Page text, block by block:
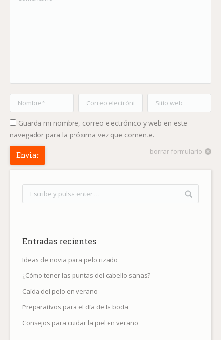
Nombre * Correo electrónico * Sitio web
Guarda mi nombre, correo electrónico y web en este
navegador para la próxima vez que comente.
borrar formulario
Enviar
Entradas recientes
Ideas de novia para pelo rizado
¿Cómo tener las puntas del cabello sanas?
Caída del pelo en verano
Preparativos para el día de la boda
Consejos para cuidar la piel en verano